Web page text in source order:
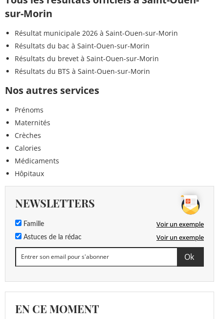
sur-Morin
Résultat municipale 2026 à Saint-Ouen-sur-Morin
Résultats du bac à Saint-Ouen-sur-Morin
Résultats du brevet à Saint-Ouen-sur-Morin
Résultats du BTS à Saint-Ouen-sur-Morin
Nos autres services
Prénoms
Maternités
Crèches
Calories
Médicaments
Hôpitaux
NEWSLETTERS
Famille Voir un exemple
Astuces de la rédac Voir un exemple
EN CE MOMENT